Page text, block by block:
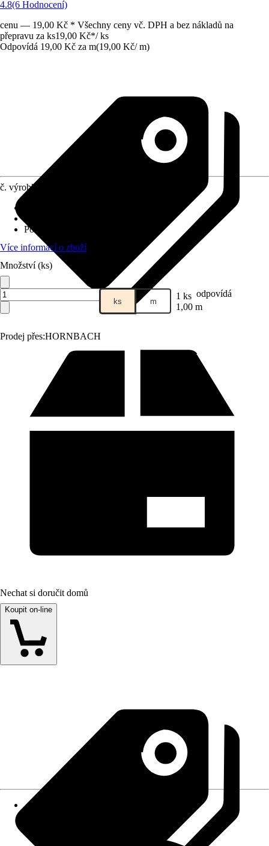
4.8(6 Hodnocení)
cenu — 19,00 Kč * Všechny ceny vč. DPH a bez nákladů na
přepravu za ks19,00 Kč*/ ks
Odpovídá 19,00 Kč za m(19,00 Kč/ m)
Prodej přes:HORNBACH
č. výrobku
Povrch/Povrchová úprava
Více informací o zboží
Množství (ks)
ks m 1 ks odpovídá
1,00 m
Nechat si doručit domů
Koupit on-line